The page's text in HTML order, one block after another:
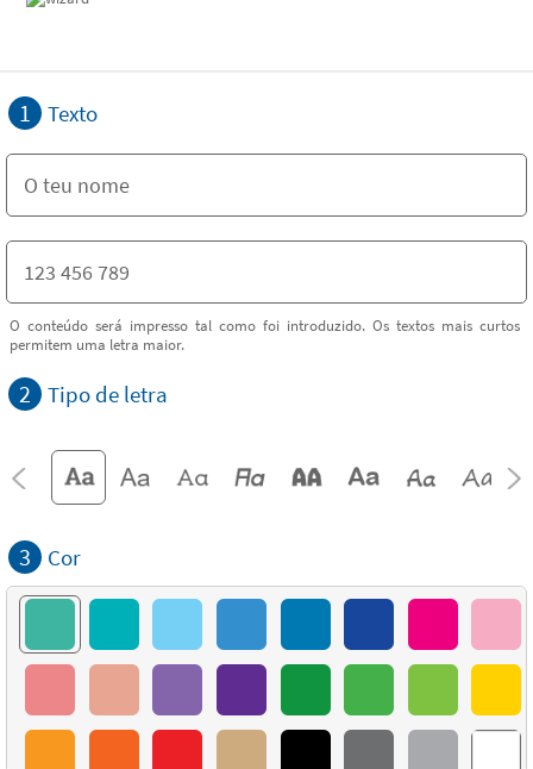
1 Texto
O conteúdo será impresso tal como foi introduzido. Os textos mais curtos
permitem uma letra maior.
2 Tipo de letra
3 Cor